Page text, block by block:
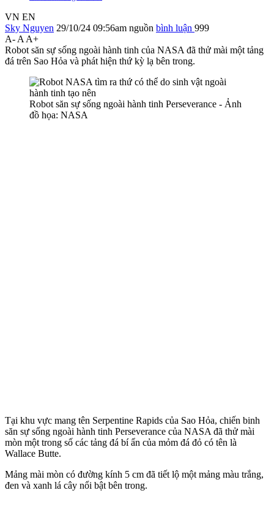
VN EN
Sky Nguyen 29/10/24 09:56am nguồn bình luận 999
A- A A+
Robot săn sự sống ngoài hành tinh của NASA đã thử mài một tảng
đá trên Sao Hỏa và phát hiện thứ kỳ lạ bên trong.
Robot săn sự sống ngoài hành tinh Perseverance - Ảnh
đồ họa: NASA
Tại khu vực mang tên Serpentine Rapids của Sao Hỏa, chiến binh
săn sự sống ngoài hành tinh Perseverance của NASA đã thử mài
mòn một trong số các tảng đá bí ẩn của mỏm đá đỏ có tên là
Wallace Butte.
Mảng mài mòn có đường kính 5 cm đã tiết lộ một mảng màu trắng,
đen và xanh lá cây nổi bật bên trong.